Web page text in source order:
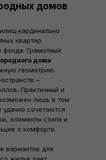
кардинально
квартир
фонда. Грамотный
дома
геометрию
–
Практичный и
лишь в том
удачно сочетаются
элементы стиля и
о комфорте.
вариантов для
домов